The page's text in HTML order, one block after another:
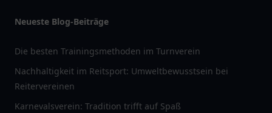
Neueste Blog-Beiträge
Die besten Trainingsmethoden im Turnverein
Nachhaltigkeit im Reitsport: Umweltbewusstsein bei
Reitervereinen
Karnevalsverein: Tradition trifft auf Spaß